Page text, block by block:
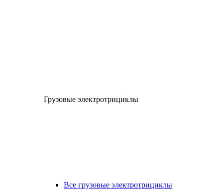
Грузовые электротрициклы
Все грузовые электротрициклы